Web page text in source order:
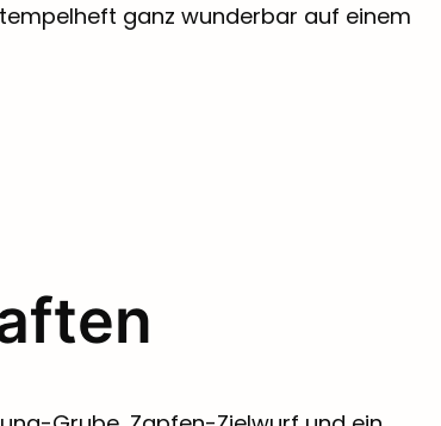
ganz wunderbar auf einem